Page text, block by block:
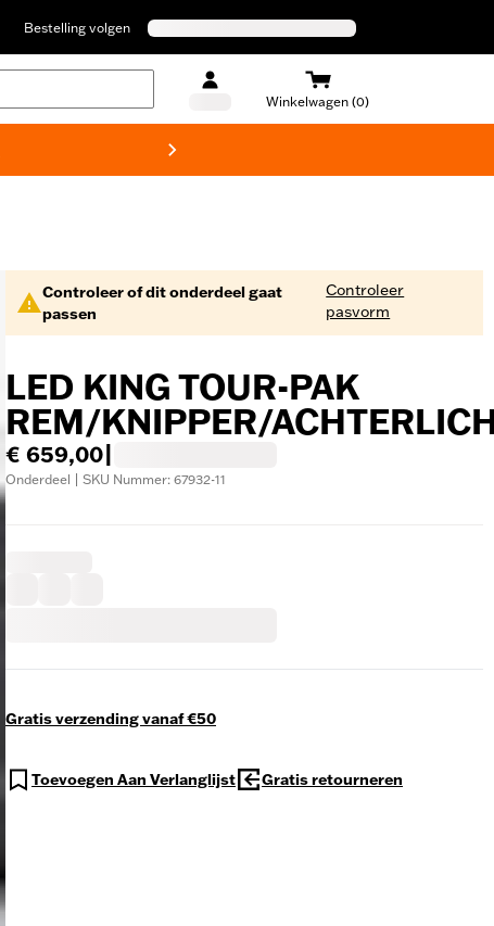
Bestelling volgen
Winkelwagen (0)
Controleer of dit onderdeel gaat
passen
Controleer
pasvorm
LED KING TOUR-PAK
REM/KNIPPER/
€ 659,00
Onderdeel | SKU Nummer: 67932-11
Gratis verzending vanaf €50
Toevoegen Aan Verlanglijst Gratis retourneren